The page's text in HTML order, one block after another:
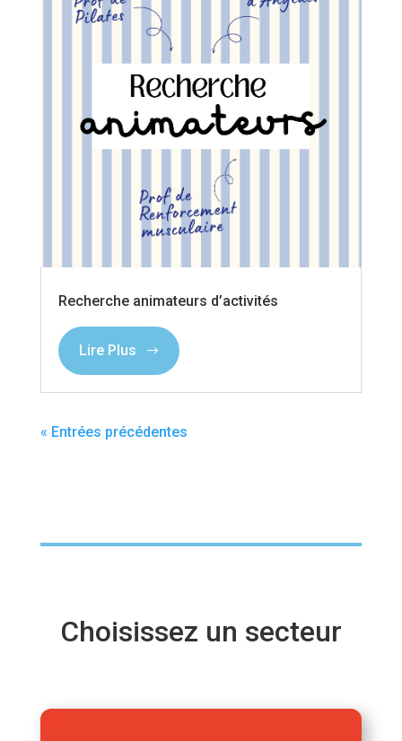
Recherche animateurs d’activités
Lire Plus
« Entrées précédentes
Choisissez un secteur